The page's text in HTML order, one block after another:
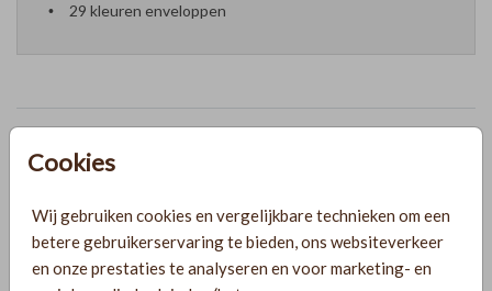
Cookies
Wij gebruiken cookies en vergelijkbare technieken om een
betere gebruikerservaring te bieden, ons websiteverkeer
en onze prestaties te analyseren en voor marketing- en
29 kleuren enveloppen
PRODUCTINFORMATIE